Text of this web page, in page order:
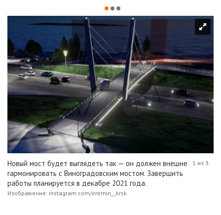
Новый мост будет выглядеть так — он должен внешне
гармонировать с Виноградовским мостом. Завершить
работы планируется в декабре 2021 года.
Изображение: instagram.com/eremin__krsk
1 из 3